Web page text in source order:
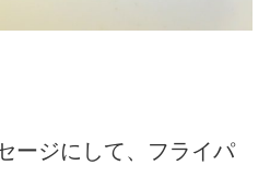
ージにして、フライパ